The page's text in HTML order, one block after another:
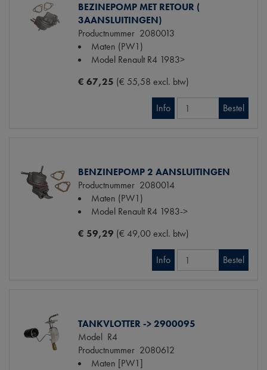
BEZINEPOMP MET RETOUR (
3AANSLUITINGEN)
Productnummer 2080013
Maten (PW1)
Model Renault R4 1983>
€ 67,25 (€ 55,58 excl. btw)
Info Bestel
BENZINEPOMP 2 AANSLUITINGEN
Productnummer 2080014
Maten (PW1)
Model Renault R4 1983->
€ 59,29 (€ 49,00 excl. btw)
Info Bestel
TANKVLOTTER -> 2900095
Model R4
Productnummer 2080612
Maten [PW1]